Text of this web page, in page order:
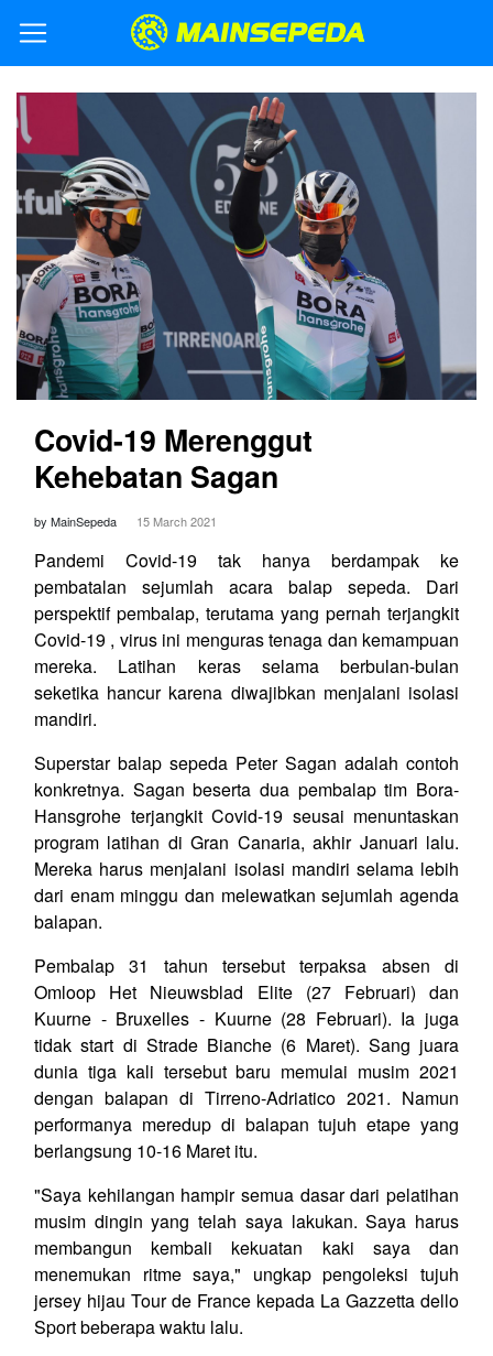
Covid-19 Merenggut
Kehebatan Sagan
by MainSepeda 15 March 2021
Pandemi Covid-19 tak hanya berdampak ke
pembatalan sejumlah acara balap sepeda. Dari
perspektif pembalap, terutama yang pernah terjangkit
Covid-19 , virus ini menguras tenaga dan kemampuan
mereka. Latihan keras selama berbulan-bulan
seketika hancur karena diwajibkan menjalani isolasi
mandiri.
Superstar balap sepeda Peter Sagan adalah contoh
konkretnya. Sagan beserta dua pembalap tim Bora-
Hansgrohe terjangkit Covid-19 seusai menuntaskan
program latihan di Gran Canaria, akhir Januari lalu.
Mereka harus menjalani isolasi mandiri selama lebih
dari enam minggu dan melewatkan sejumlah agenda
balapan.
Pembalap 31 tahun tersebut terpaksa absen di
Omloop Het Nieuwsblad Elite (27 Februari) dan
Kuurne - Bruxelles - Kuurne (28 Februari). Ia juga
tidak start di Strade Bianche (6 Maret). Sang juara
dunia tiga kali tersebut baru memulai musim 2021
dengan balapan di Tirreno-Adriatico 2021. Namun
performanya meredup di balapan tujuh etape yang
berlangsung 10-16 Maret itu.
"Saya kehilangan hampir semua dasar dari pelatihan
musim dingin yang telah saya lakukan. Saya harus
membangun kembali kekuatan kaki saya dan
menemukan ritme saya," ungkap pengoleksi tujuh
jersey hijau Tour de France kepada La Gazzetta dello
Sport beberapa waktu lalu.